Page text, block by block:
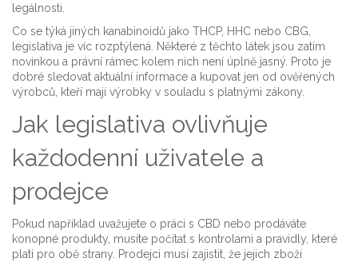
legálnosti.
Co se týká jiných kanabinoidů jako THCP, HHC nebo CBG,
legislativa je víc rozptýlená. Některé z těchto látek jsou zatím
novinkou a právní rámec kolem nich není úplně jasný. Proto je
dobré sledovat aktuální informace a kupovat jen od ověřených
výrobců, kteří mají výrobky v souladu s platnými zákony.
Jak legislativa ovlivňuje
každodenní uživatele a
prodejce
Pokud například uvažujete o práci s CBD nebo prodáváte
konopné produkty, musíte počítat s kontrolami a pravidly, které
platí pro obě strany. Prodejci musí zajistit, že jejich zboží